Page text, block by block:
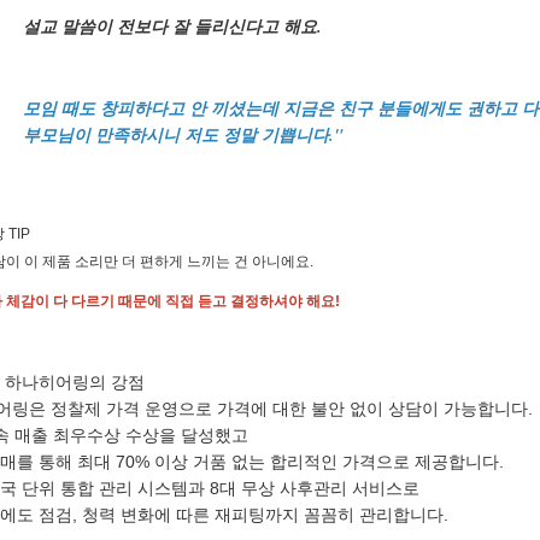
설교 말씀이 전보다 잘 들리신다고 해요.
모임 때도 창피하다고 안 끼셨는데 지금은 친구 분들에게도 권하고
부모님이 만족하시니 저도 정말 기쁩니다."
TIP
이 이 제품 소리만 더 편하게 느끼는 건 아니에요.
체감이 다 다르기 때문에 직접 듣고 결정하셔야 해요!
하나히어링의 강점
링은 정찰제 가격 운영으로 가격에 대한 불안 없이 상담이 가능합니다.
매출 최우수상 수상을 달성했고
를 통해 최대 70% 이상 거품 없는 합리적인 가격으로 제공합니다.
단위 통합 관리 시스템과 8대 무상 사후관리 서비스로
도 점검, 청력 변화에 따른 재피팅까지 꼼꼼히 관리합니다.